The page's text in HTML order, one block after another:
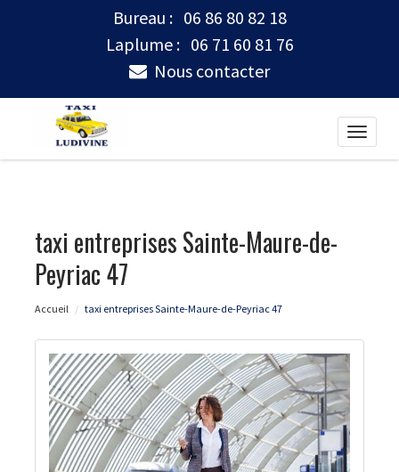
Bureau : 06 86 80 82 18
Laplume : 06 71 60 81 76
Nous contacter
Toggle
taxi entreprises Sainte-Maure-de-
Peyriac 47
Accueil taxi entreprises Sainte-Maure-de-Peyriac 47